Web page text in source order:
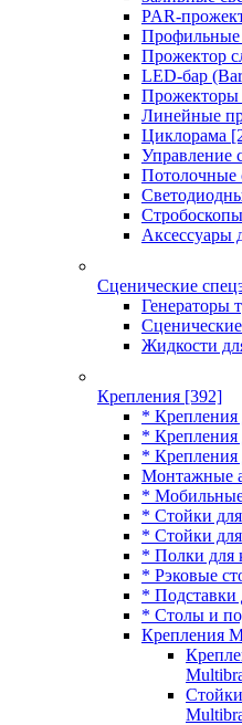
PAR-
Профильные
Прожектор
LED-бар
Прожекторы
Линейные
Циклорама
Управление
Потолочные
Стробоскопы
Аксессуары
Сценические
Генераторы
Жидкости
Крепления [392]
* Крепления
* Крепления
* Крепления
Монтажные
* Мобильные
* Стойки
* Стойки
* Полки для
* Рэковые
* Подставки
* Столы и
Крепления